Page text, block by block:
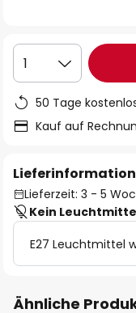
1
50 Tage
Kauf auf
Lieferzeit: 3 - 5
Kein
E27 Leuchtmittel
Ähnliche